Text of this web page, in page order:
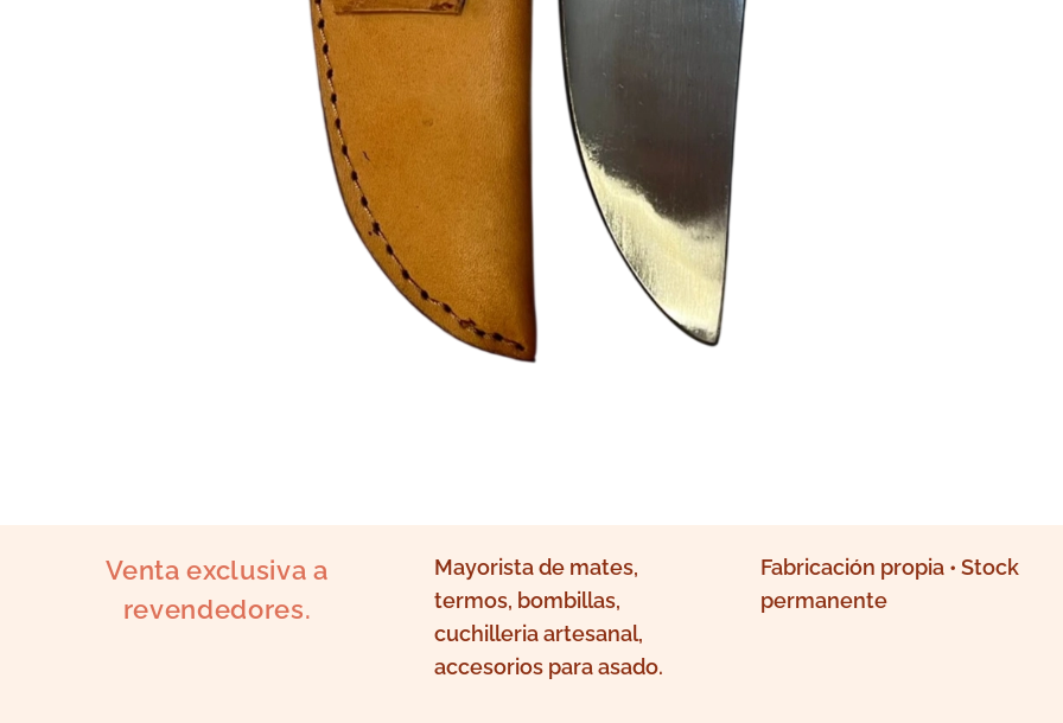
Venta exclusiva a
revendedores.
Mayorista de mates,
termos, bombillas,
cuchilleria artesanal,
accesorios para asado.
Fabricación propia • Stock
permanente